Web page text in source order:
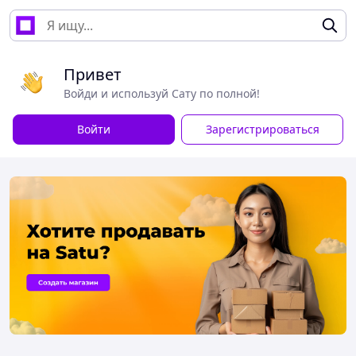
Привет
Войди и используй Сату по полной!
Войти Зарегистрироваться